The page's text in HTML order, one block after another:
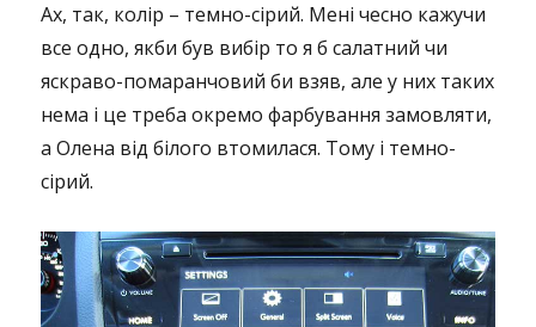
Ах, так, колір – темно-сірий. Мені чесно кажучи
все одно, якби був вибір то я б салатний чи
яскраво-помаранчовий би взяв, але у них таких
нема і це треба окремо фарбування замовляти,
а Олена від білого втомилася. Тому і темно-
сірий.